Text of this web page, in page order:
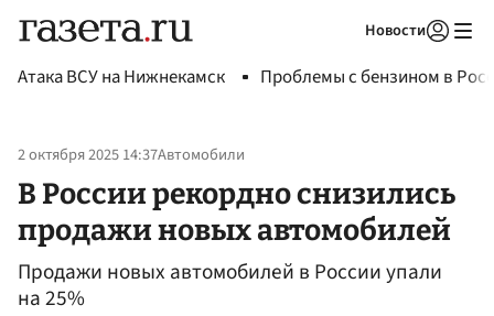
Новости
Атака ВСУ на Нижнекамск Проблемы с бензином в
2 октября 2025 14:37Автомобили
В России рекордно снизились
продажи новых автомобилей
Продажи новых автомобилей в России упали
на 25%